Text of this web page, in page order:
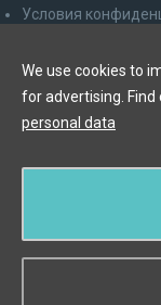
Условия
Отказаться от
Myslíková 245/3,
We use cookies to
for advertising. Find
personal data